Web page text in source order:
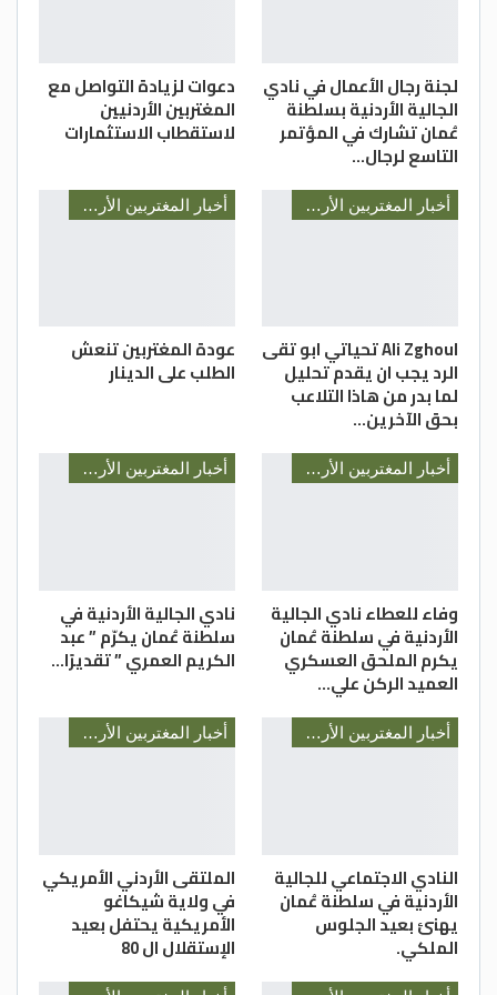
لجنة رجال الأعمال في نادي
الجالية الأردنية بسلطنة
عُمان تشارك في المؤتمر
التاسع لرجال…
دعوات لزيادة التواصل مع
المغتربين الأردنيين
لاستقطاب الاستثمارات
أخبار المغتربين الأردنيين
Ali Zghoul تحياتي ابو تقى
الرد يجب ان يقدم تحليل
لما بدر من هاذا التلاعب
بحق الآخرين…
أخبار المغتربين الأردنيين
عودة المغتربين تنعش
الطلب على الدينار
أخبار المغتربين الأردنيين
وفاء للعطاء نادي الجالية
الأردنية في سلطنة عُمان
يكرم الملحق العسكري
العميد الركن علي…
أخبار المغتربين الأردنيين
نادي الجالية الأردنية في
سلطنة عُمان يكرّم ” عبد
الكريم العمري ” تقديرًا…
أخبار المغتربين الأردنيين
النادي الاجتماعي للجالية
الأردنية في سلطنة عُمان
يهنئ بعيد الجلوس
الملكي.
أخبار المغتربين الأردنيين
الملتقى الأردني الأمريكي
في ولاية شيكاغو
الأمريكية يحتفل بعيد
الإستقلال ال 80